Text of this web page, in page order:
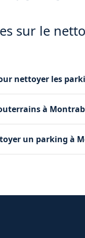
sur le
nettoyer les
à Montrabé.
à
limitée.
un parking à